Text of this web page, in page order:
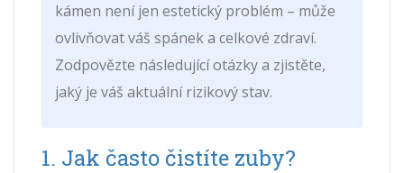
kámen není jen estetický problém – může
ovlivňovat váš spánek a celkové zdraví.
Zodpovězte následující otázky a zjistěte,
jaký je váš aktuální rizikový stav.
1. Jak často čistíte zuby?